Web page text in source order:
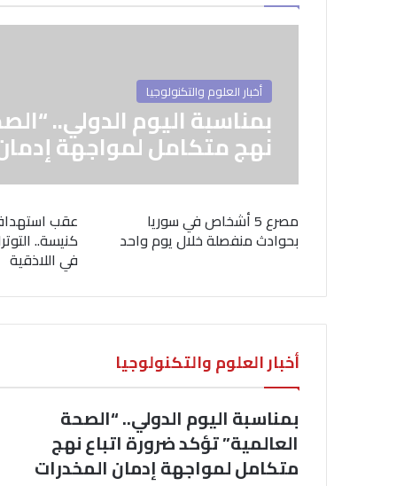
أخبار العلوم والتكنولوجيا
بمناسبة اليوم الدولي..
نهج متكامل لمواجهة
مصرع 5 أشخاص في سوريا
بحوادث منفصلة خلال يوم واحد
عقب
كنيسة..
في اللاذقية
أخبار العلوم والتكنولوجيا
بمناسبة اليوم الدولي.. “الصحة
العالمية” تؤكد ضرورة اتباع نهج
متكامل لمواجهة إدمان المخدرات